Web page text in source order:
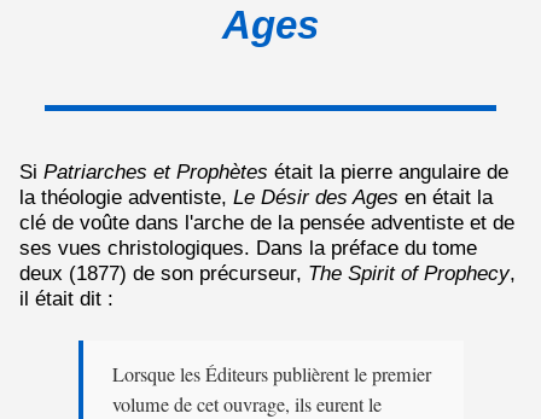
Ages
Si Patriarches et Prophètes était la pierre angulaire de
la théologie adventiste, Le Désir des Ages en était la
clé de voûte dans l'arche de la pensée adventiste et de
ses vues christologiques. Dans la préface du tome
deux (1877) de son précurseur, The Spirit of Prophecy,
il était dit :
Lorsque les Éditeurs publièrent le premier
volume de cet ouvrage, ils eurent le